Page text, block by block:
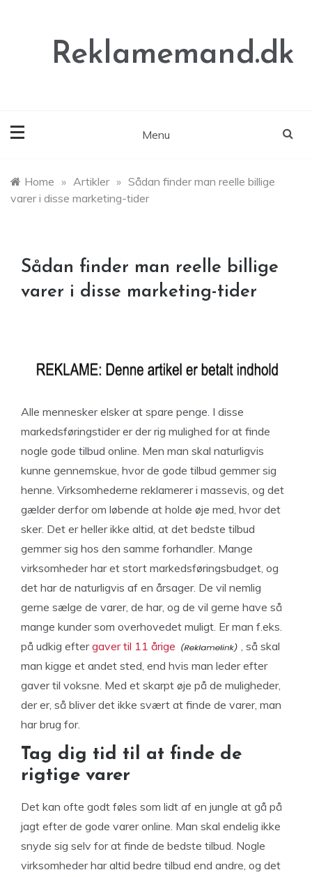
Reklamemand.dk
Menu
Home » Artikler » Sådan finder man reelle billige
varer i disse marketing-tider
Sådan finder man reelle billige
varer i disse marketing-tider
Alle mennesker elsker at spare penge. I disse
markedsføringstider er der rig mulighed for at finde
nogle gode tilbud online. Men man skal naturligvis
kunne gennemskue, hvor de gode tilbud gemmer sig
henne. Virksomhederne reklamerer i massevis, og det
gælder derfor om løbende at holde øje med, hvor det
sker. Det er heller ikke altid, at det bedste tilbud
gemmer sig hos den samme forhandler. Mange
virksomheder har et stort markedsføringsbudget, og
det har de naturligvis af en årsager. De vil nemlig
gerne sælge de varer, de har, og de vil gerne have så
mange kunder som overhovedet muligt. Er man f.eks.
på udkig eftergaver til 11 årige
, så skal
man kigge et andet sted, end hvis man leder efter
gaver til voksne. Med et skarpt øje på de muligheder,
der er, så bliver det ikke svært at finde de varer, man
har brug for.
Tag dig tid til at finde de
rigtige varer
Det kan ofte godt føles som lidt af en jungle at gå på
jagt efter de gode varer online. Man skal endelig ikke
snyde sig selv for at finde de bedste tilbud. Nogle
virksomheder har altid bedre tilbud end andre, og det